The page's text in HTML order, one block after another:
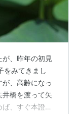
、昨年の初見
をみてきまし
、高齢になっ
橋を渡って矢
、すぐ本證寺